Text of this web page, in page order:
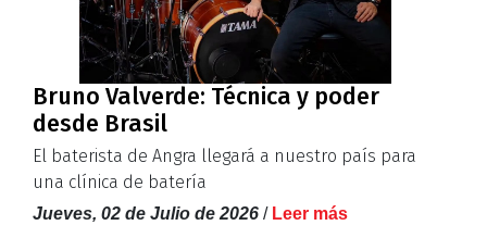
Bruno Valverde: Técnica y poder
desde Brasil
El baterista de Angra llegará a nuestro país para
una clínica de batería
Jueves, 02 de Julio de 2026 / Leer más